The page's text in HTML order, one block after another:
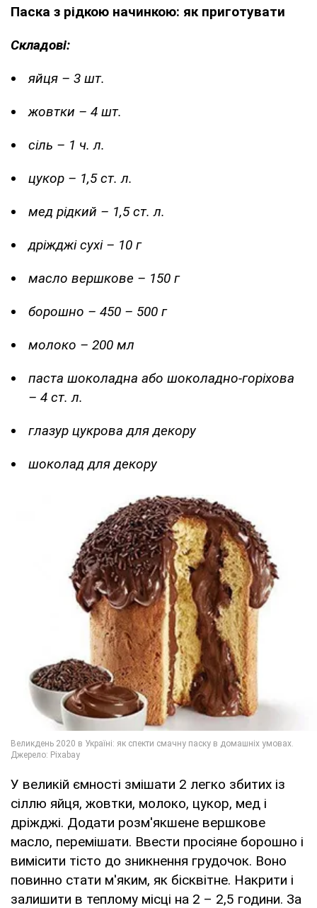
Паска з рідкою начинкою: як приготувати
Складові:
яйця – 3 шт.
жовтки – 4 шт.
сіль – 1 ч. л.
цукор – 1,5 ст. л.
мед рідкий – 1,5 ст. л.
дріжджі сухі – 10 г
масло вершкове – 150 г
борошно – 450 – 500 г
молоко – 200 мл
паста шоколадна або шоколадно-горіхова
– 4 ст. л.
глазур цукрова для декору
шоколад для декору
У великій ємності змішати 2 легко збитих із
сіллю яйця, жовтки, молоко, цукор, мед і
дріжджі. Додати розм'якшене вершкове
масло, перемішати. Ввести просіяне борошно і
вимісити тісто до зникнення грудочок. Воно
повинно стати м'яким, як бісквітне. Накрити і
залишити в теплому місці на 2 – 2,5 години. За